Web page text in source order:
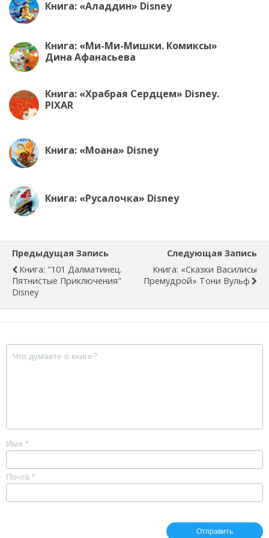
Книга: «Аладдин» Disney
Книга: «Ми-Ми-Мишки. Комиксы»
Дина Афанасьева
Книга: «Храбрая Сердцем» Disney.
PIXAR
Книга: «Моана» Disney
Книга: «Русалочка» Disney
Предыдущая Запись
Книга: "101 Далматинец.
Пятнистые Приключения"
Disney
Следующая Запись
Книга: «Сказки Василисы
Премудрой» Тони Вульф
Имя *
Почта *